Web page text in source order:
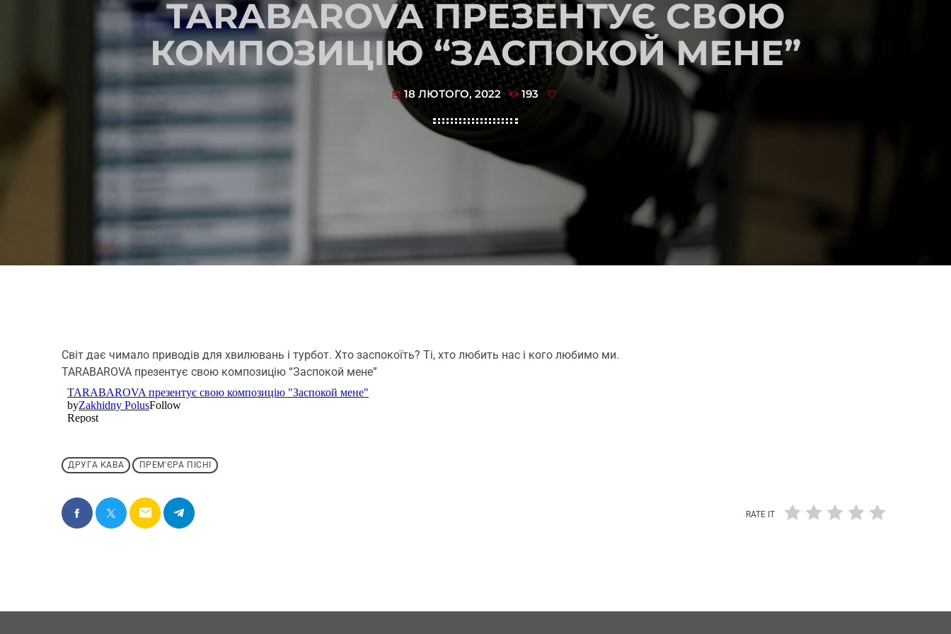
TARABAROVA ПРЕЗЕНТУЄ СВОЮ
КОМПОЗИЦІЮ “ЗАСПОКОЙ МЕНЕ”
today 18 ЛЮТОГО, 2022 193
Світ дає чимало приводів для хвилювань і турбот. Хто заспокоїть? Ті, хто любить нас і кого любимо ми.
TARABAROVA презентує свою композицію “Заспокой мене”
ДРУГА КАВА ПРЕМ'ЄРА ПІСНІ
email RATE IT